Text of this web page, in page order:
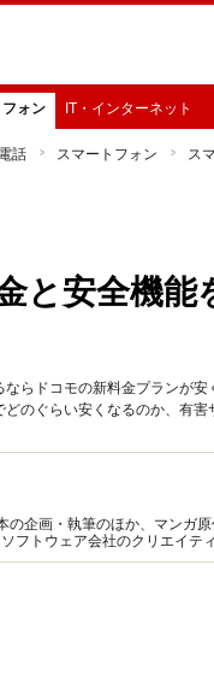
ォン IT・インターネット
話 スマートフォン ス
と安全機能
らドコモの新料金プランが
のぐらい安くなるのか、有
企画・執筆のほか、マンガ原
フトウェア会社のクリエイテ
の友社刊）など。